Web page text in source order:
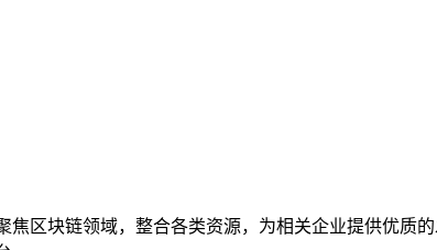
区块链领域，整合各类资源，为相关企业提供优质